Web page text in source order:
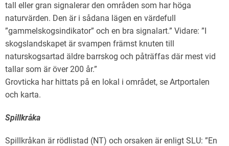
tall eller gran signalerar den områden som har höga
naturvärden. Den är i sådana lägen en värdefull
”gammelskogsindikator” och en bra signalart.” Vidare: ”I
skogslandskapet är svampen främst knuten till
naturskogsartad äldre barrskog och påträffas där mest vid
tallar som är över 200 år.”
Grovticka har hittats på en lokal i området, se Artportalen
och karta.
Spillkråka
Spillkråkan är rödlistad (NT) och orsaken är enligt SLU: ”En